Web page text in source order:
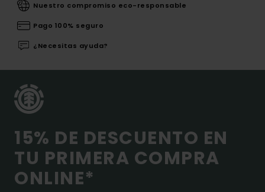
Nuestro compromiso eco-responsable
Pago 100% seguro
¿Necesitas ayuda?
15% DE DESCUENTO EN
TU PRIMERA COMPRA
ONLINE*